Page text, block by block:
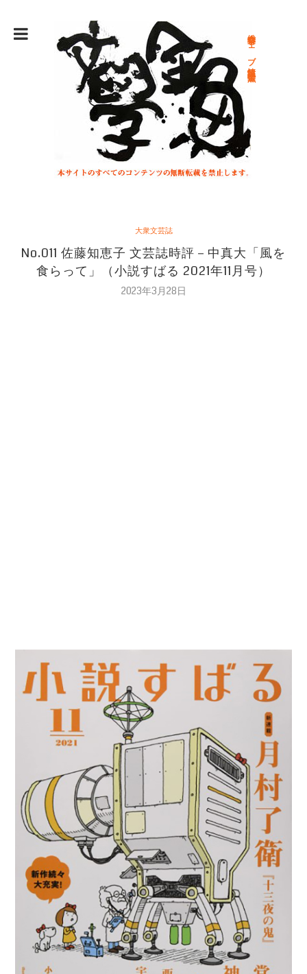
総合文学ウェブ情報誌 文学金魚
大衆文芸誌
No.011 佐藤知恵子 文芸誌時評－中真大「風を
食らって」（小説すばる 2021年11月号）
2023年3月28日